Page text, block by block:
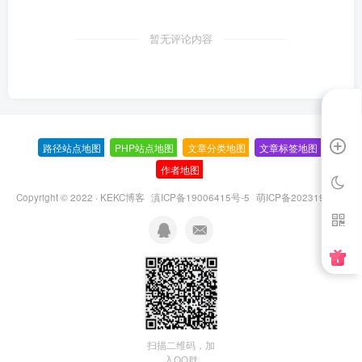
暂无评论内容
路径站点地图 PHP站点地图 文章分类地图 文章标签地图
作者地图
Copyright © 2022 · KEKC博客 滇ICP备19006415号-5 萌ICP备20231995号
扫描二维码，加
入QQ群